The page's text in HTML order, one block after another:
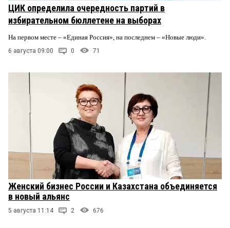
ЦИК определила очередность партий в
избирательном бюллетене на выборах
На первом месте – «Единая Россия», на последнем – «Новые люди».
6 августа 09:00 0 71
Женский бизнес России и Казахстана объединяется
в новый альянс
5 августа 11:14 2 676